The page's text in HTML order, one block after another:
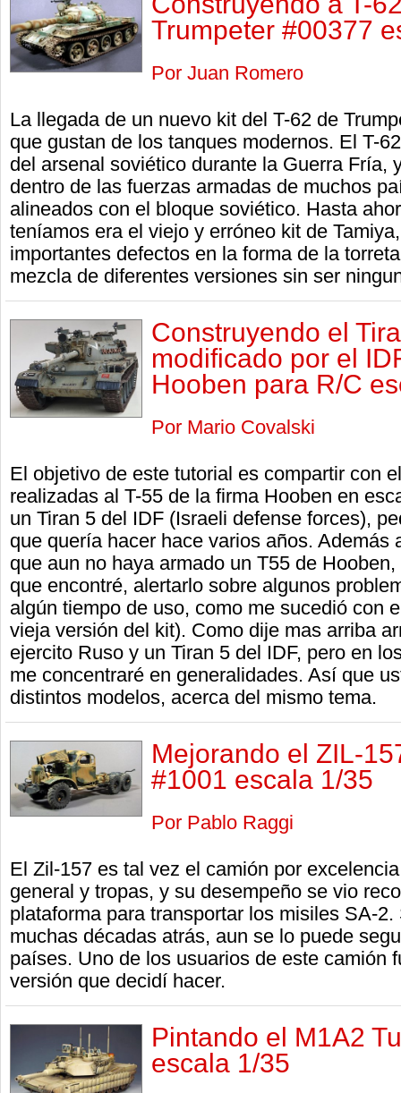
Trumpeter #00377
Por Juan Romero
La llegada de un nuevo kit del T-62 de
que gustan de los tanques modernos. El T-
del arsenal soviético durante la Guerra Fría,
dentro de las fuerzas armadas de muchos
alineados con el bloque soviético. Hasta
teníamos era el viejo y erróneo kit de
importantes defectos en la forma de la
mezcla de diferentes versiones sin ser
Construyendo el
modificado por el
Hooben para R/C
Por Mario Covalski
El objetivo de este tutorial es compartir con
realizadas al T-55 de la firma Hooben en
un Tiran 5 del IDF (Israeli defense forces),
que quería hacer hace varios años. Además
que aun no haya armado un T55 de
que encontré, alertarlo sobre algunos
algún tiempo de uso, como me sucedió con
vieja versión del kit). Como dije mas arriba
ejercito Ruso y un Tiran 5 del IDF, pero en
me concentraré en generalidades. Así que
distintos modelos, acerca del mismo tema.
Mejorando el ZIL-
#1001 escala 1/35
Por Pablo Raggi
El Zil-157 es tal vez el camión por
general y tropas, y su desempeño se vio
plataforma para transportar los misiles SA-
muchas décadas atrás, aun se lo puede
países. Uno de los usuarios de este camión
versión que decidí hacer.
Pintando el M1A2
escala 1/35